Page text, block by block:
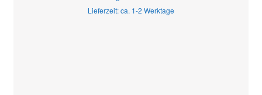
Lieferzeit: ca. 1-2 Werktage